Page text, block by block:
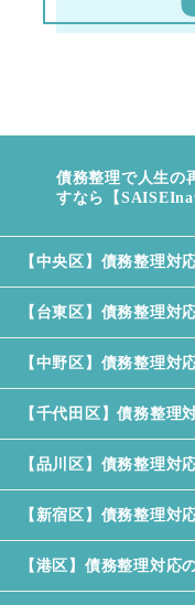
過払い金
過払い金
【東京版
る弁護士
過払い金
ない人と
債務整理で人生の
すなら【
【中央区】債務整理対
【台東区】債務整理対
【中野区】債務整理対
【千代田区】債務整理
【品川区】債務整理対
【新宿区】債務整理対
【港区】債務整理対応